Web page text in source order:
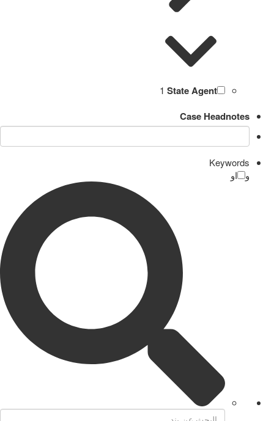
State Agent
1
Case Headnotes
Keywords
و
او